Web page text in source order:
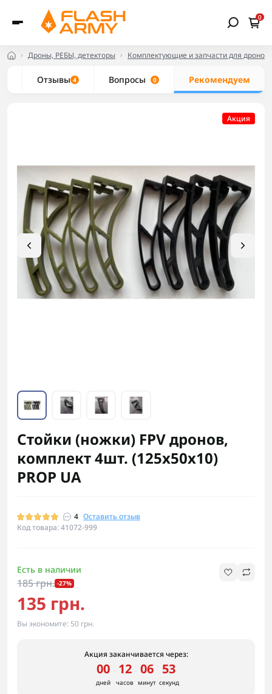
0
Дроны, РЕБЫ, детекторы Комплектующие и запчасти для дронов
Отзывы 4 Вопросы 0 Рекомендуем
Акция
Стойки (ножки) FPV дронов,
комплект 4шт. (125х50х10)
PROP UA
4 Оставить отзыв
Код товара: 41072-999
Есть в наличии
185 грн. -27%
135 грн.
Вы экономите: 50 грн.
Акция заканчивается через:
00
дней
12
часов
06
минут
52
секунд